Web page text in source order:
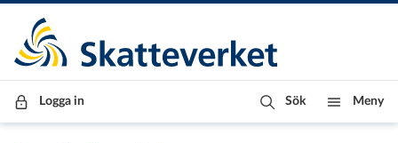
Till innehåll
Till navigationen
Till chattrobot
Logga in Sök Meny